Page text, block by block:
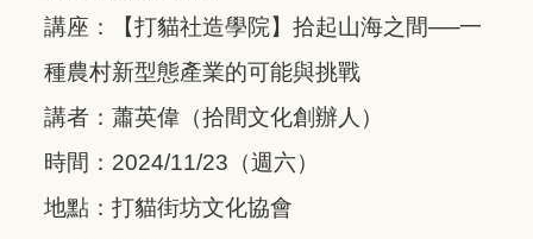
講座：【打貓社造學院】拾起山海之間──一
種農村新型態產業的可能與挑戰
講者：蕭英偉（拾間文化創辦人）
時間：2024/11/23（週六）
地點：打貓街坊文化協會